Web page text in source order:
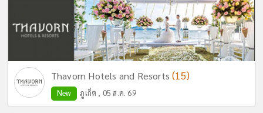
Thavorn Hotels and Resorts(15)
New ภูเก็ต , 05 ส.ค. 69